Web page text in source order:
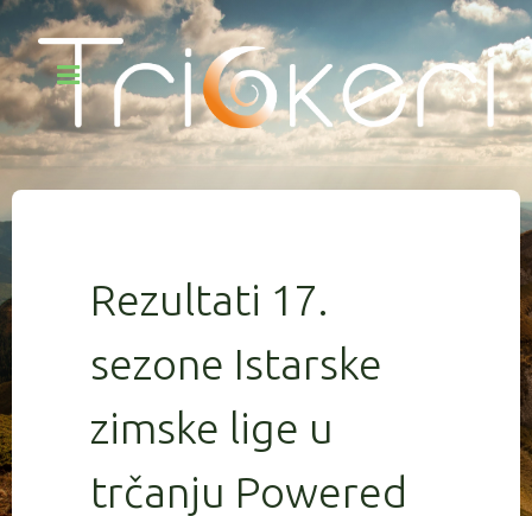
Rezultati 17.
sezone Istarske
zimske lige u
trčanju Powered